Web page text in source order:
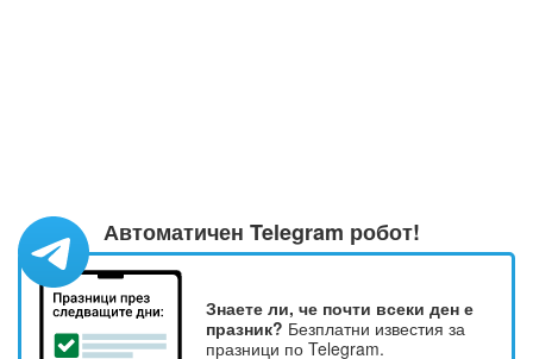
Автоматичен Telegram робот!
Знаете ли, че почти всеки ден е
празник? Безплатни известия за
празници по Telegram.